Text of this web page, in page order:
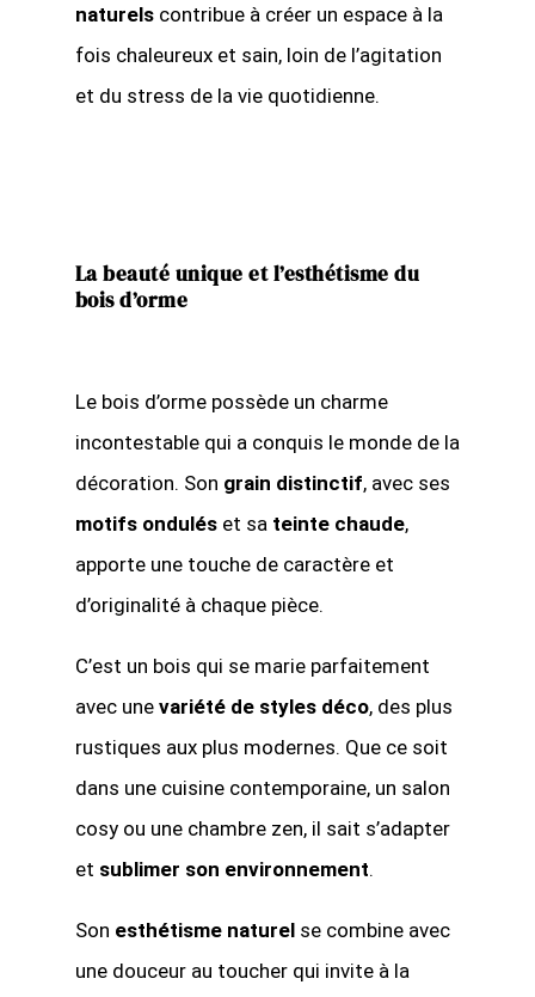
naturelscontribue à créer un espace à la
fois chaleureux et sain, loin de l’agitation
et du stress de la vie quotidienne.
La beauté unique et l’esthétisme du
bois d’orme
Le bois d’orme possède un charme
incontestable qui a conquis le monde de la
décoration. Son grain distinctif, avec ses
motifs onduléset sa teinte chaude,
apporte une touche de caractère et
d’originalité à chaque pièce.
C’est un bois qui se marie parfaitement
avec une variété de styles déco, des plus
rustiques aux plus modernes. Que ce soit
dans une cuisine contemporaine, un salon
cosy ou une chambre zen, il sait s’adapter
et sublimer son environnement.
Son esthétisme naturelse combine avec
une douceur au toucher qui invite à la